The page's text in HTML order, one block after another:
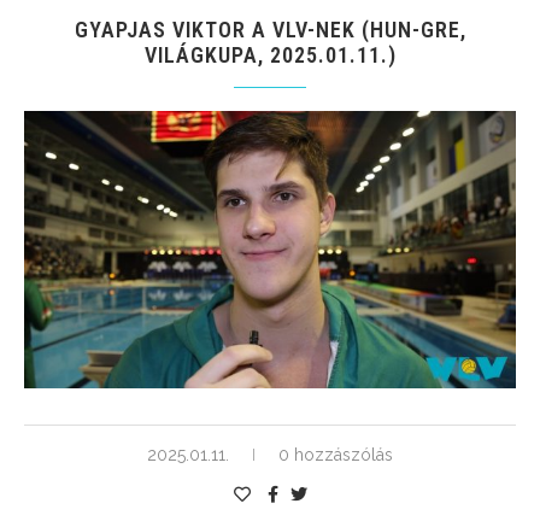
GYAPJAS VIKTOR A VLV-NEK (HUN-GRE,
VILÁGKUPA, 2025.01.11.)
2025.01.11. 0 hozzászólás